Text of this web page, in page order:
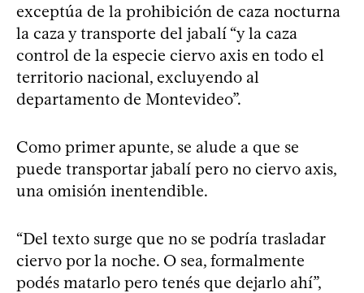
exceptúa de la prohibición de caza nocturna
la caza y transporte del jabalí “y la caza
control de la especie ciervo axis en todo el
territorio nacional, excluyendo al
departamento de Montevideo”.
Como primer apunte, se alude a que se
puede transportar jabalí pero no ciervo axis,
una omisión inentendible.
“Del texto surge que no se podría trasladar
ciervo por la noche. O sea, formalmente
podés matarlo pero tenés que dejarlo ahí”,